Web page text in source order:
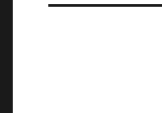
篇